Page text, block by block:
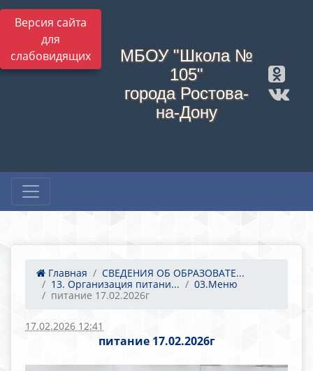
Версия сайта
для
слабовидящих
МБОУ "Школа №
105"
города Ростова-
на-Дону
Главная
СВЕДЕНИЯ ОБ ОБРАЗОВАТЕ...
13. Организация питани...
03.Меню
питание 17.02.2026г
17.02.2026 12:41
питание 17.02.2026г